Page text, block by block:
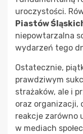
uroczystości.
Piastów
niepowtarzalna
wydarzeń tego
Ostatecznie,
prawdziwym
strażaków, ale i
oraz organizacji,
reakcje zarówno
w mediach